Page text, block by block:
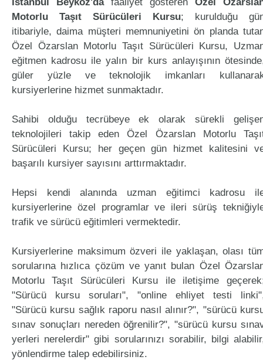
Motorlu Taşıt Sürücüleri Kursu; kurulduğu
itibariyle, daima müşteri memnuniyetini ön planda
Özel Özarslan Motorlu Taşıt Sürücüleri Kursu,
eğitmen kadrosu ile yalın bir kurs anlayışının
güler yüzle ve teknolojik imkanları
kursiyerlerine hizmet sunmaktadır.
Sahibi olduğu tecrübeye ek olarak sürekli
teknolojileri takip eden Özel Özarslan Motorlu
Sürücüleri Kursu; her geçen gün hizmet kalitesini
başarılı kursiyer sayısını arttırmaktadır.
Hepsi kendi alanında uzman eğitimci kadrosu
kursiyerlerine özel programlar ve ileri sürüş
trafik ve sürücü eğitimleri vermektedir.
Kursiyerlerine maksimum özveri ile yaklaşan, olası
sorularına hızlıca çözüm ve yanıt bulan Özel
Motorlu Taşıt Sürücüleri Kursu ile iletişime
"Sürücü kursu soruları", "online ehliyet testi
"Sürücü kursu sağlık raporu nasıl alınır?", "sürücü
sınav sonuçları nereden öğrenilir?", "sürücü kursu
yerleri nerelerdir" gibi sorularınızı sorabilir, bilgi
yönlendirme talep edebilirsiniz.